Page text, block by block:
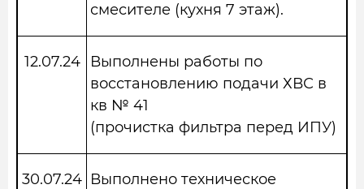
смесителе (кухня 7 этаж).
12.07.24
Выполнены работы по
восстановлению подачи ХВС в
кв № 41
(прочистка фильтра перед ИПУ)
30.07.24 Выполнено техническое